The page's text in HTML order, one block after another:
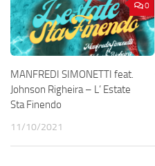
0
MANFREDI SIMONETTI feat.
Johnson Righeira – L’ Estate
Sta Finendo
11/10/2021